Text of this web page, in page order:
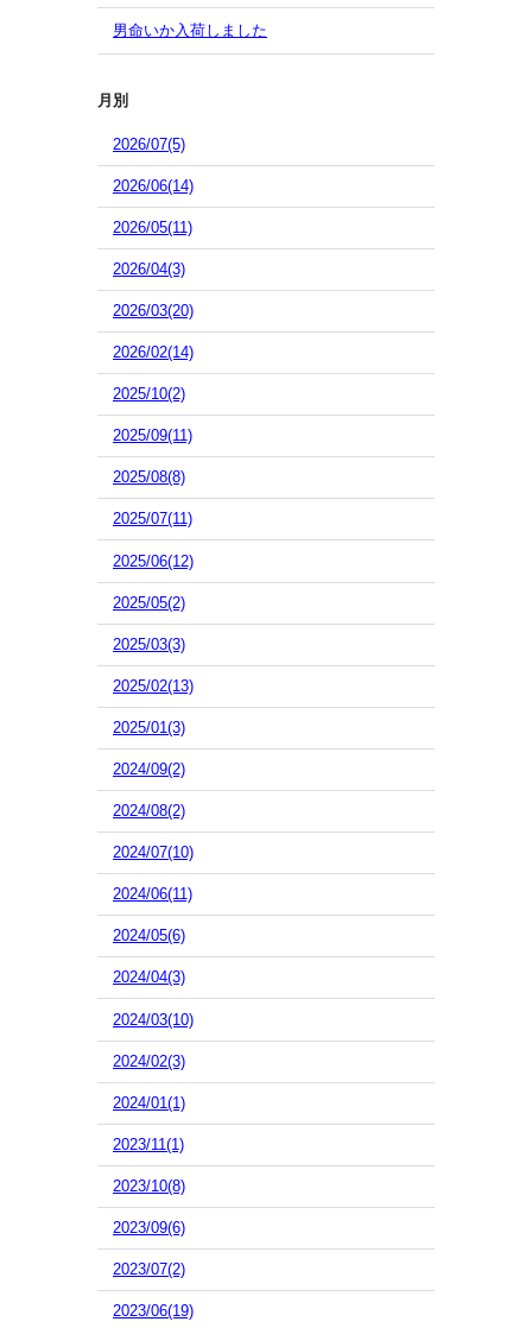
男命いか入荷しました
月別
2026/07(5)
2026/06(14)
2026/05(11)
2026/04(3)
2026/03(20)
2026/02(14)
2025/10(2)
2025/09(11)
2025/08(8)
2025/07(11)
2025/06(12)
2025/05(2)
2025/03(3)
2025/02(13)
2025/01(3)
2024/09(2)
2024/08(2)
2024/07(10)
2024/06(11)
2024/05(6)
2024/04(3)
2024/03(10)
2024/02(3)
2024/01(1)
2023/11(1)
2023/10(8)
2023/09(6)
2023/07(2)
2023/06(19)